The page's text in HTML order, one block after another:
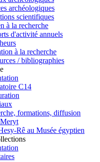
archéologiques
scientifiques
à la recherche
d'activité annuels
à la recherche
/ bibliographies
C14
formations, diffusion
Rê au Musée égyptien